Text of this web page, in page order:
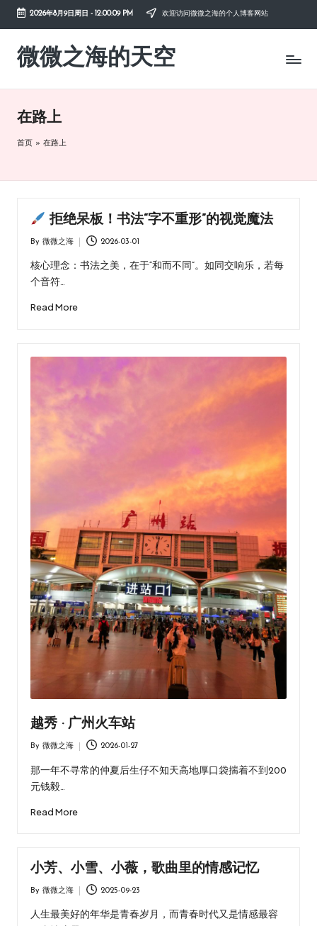
Skip
content
2026年8月9日周日 - 12:00:10 PM 欢迎访问微微之海的个人博客网站
微微之海的天空
diysky.cn
互
网、
长。
在路上
首页 » 在路上
拒绝呆板！书法“字不重形”的视觉魔法
by
By 微微之海 2026-03-01
核心理念：书法之美，在于“和而不同”。如同交响乐，若每
个音符…
Read More
越秀 · 广州火车站
by
By 微微之海 2026-01-27
那一年不寻常的仲夏后生仔不知天高地厚口袋揣着不到200
元钱毅…
Read More
小芳、小雪、小薇，歌曲里的情感记忆
by
By 微微之海 2025-09-23
人生最美好的年华是青春岁月，而青春时代又是情感最容